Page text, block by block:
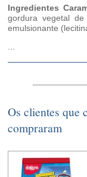
Ingredientes
gordura vegetal de
emulsionante
...
Os clientes que
compraram